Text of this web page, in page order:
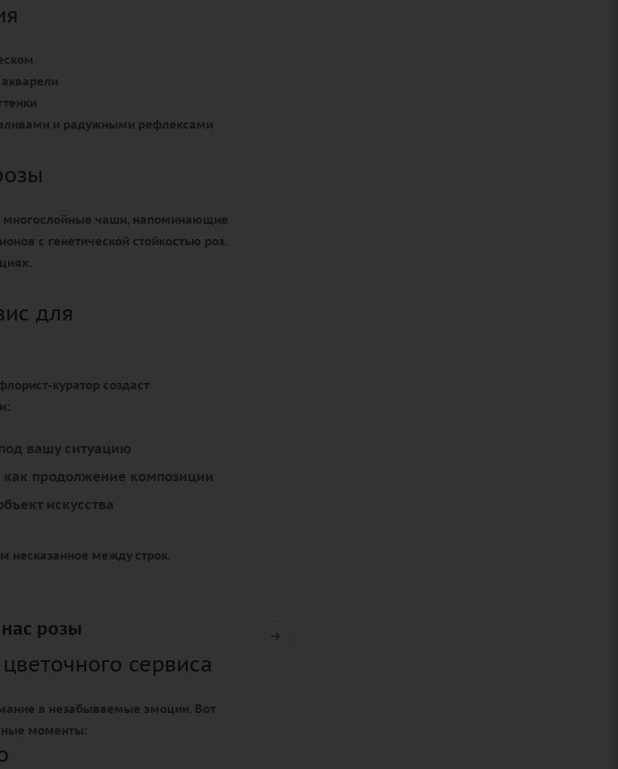
и радужными рефлексами
многослойные чаши, напоминающие
с генетической стойкостью роз.
для
куратор создаст
вашу ситуацию
продолжение композиции
искусства
несказанное между строк.
розы
сервиса
в незабываемые эмоции. Вот
моменты: